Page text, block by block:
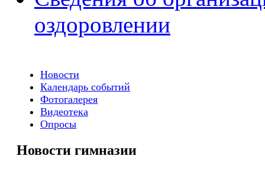
оздоровлении
Новости
Календарь событий
Фотогалерея
Видеотека
Опросы
Новости гимназии